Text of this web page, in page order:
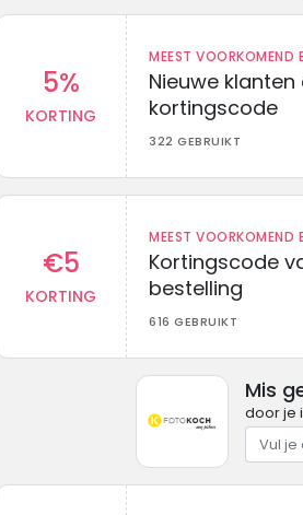
5%
KORTING
MEEST VOORKOMEND
Nieuwe
kortingscode
322 GEBRUIKT
€5
KORTING
MEEST VOORKOMEND
Kortingscode
bestelling
616 GEBRUIKT
Mis
door je